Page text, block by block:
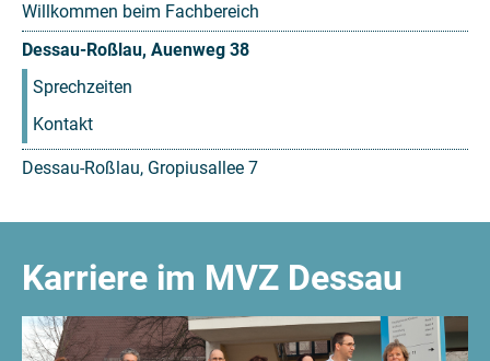
Willkommen beim Fachbereich
Dessau-Roßlau, Auenweg 38
Sprechzeiten
Kontakt
Dessau-Roßlau, Gropiusallee 7
Karriere im MVZ Dessau